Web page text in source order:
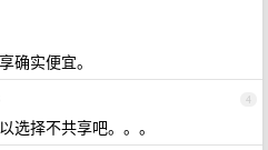
确实便宜。
4
选择不共享吧。。。